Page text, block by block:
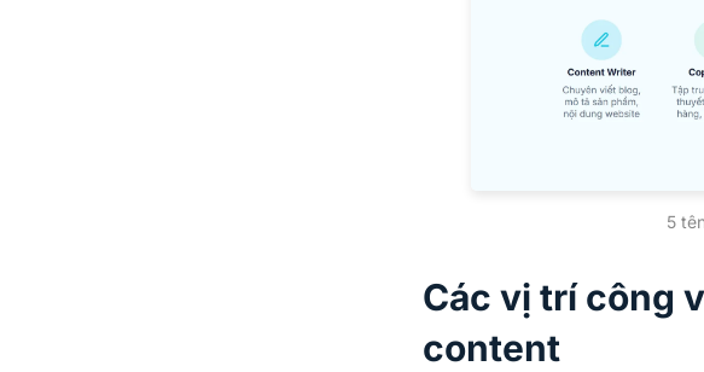
5
Các vị trí công
content